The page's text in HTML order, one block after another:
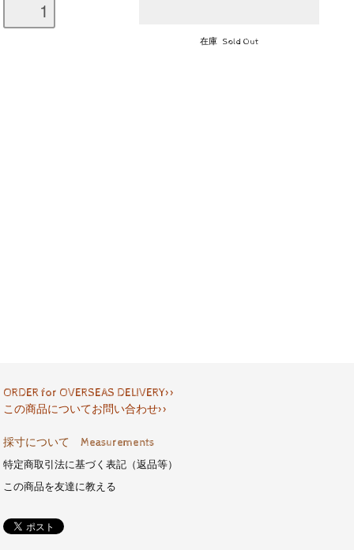
在庫 Sold Out
ORDER for OVERSEAS DELIVERY>>
この商品についてお問い合わせ>>
採寸について Measurements
特定商取引法に基づく表記（返品等）
この商品を友達に教える